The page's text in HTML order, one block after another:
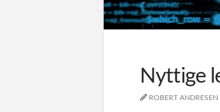
Nyttige
ROBERT ANDRESEN